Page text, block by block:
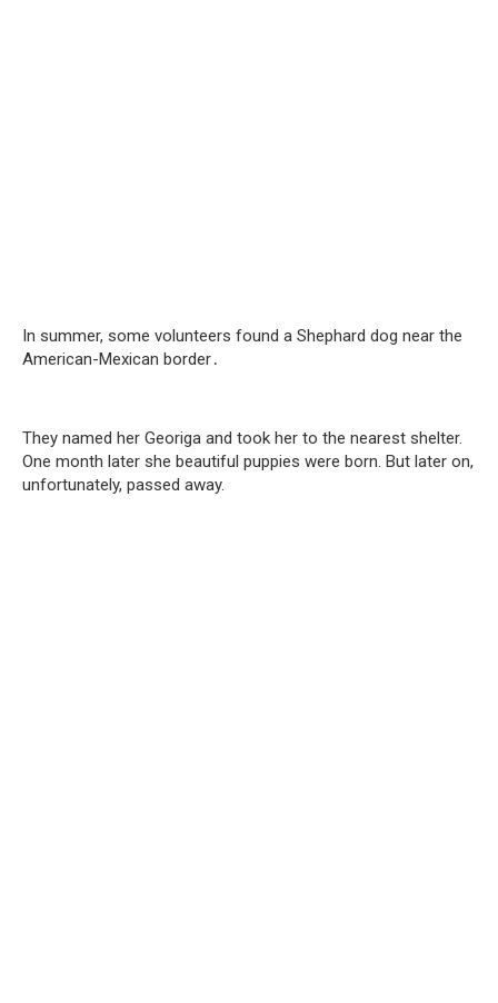
In summer, some volunteers found a Shephard dog near the
American-Mexican border․
They named her Georiga and took her to the nearest shelter.
One month later she beautiful puppies were born. But later on,
unfortunately, passed away.